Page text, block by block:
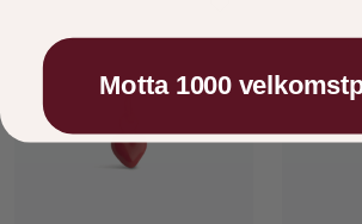
Motta 1000